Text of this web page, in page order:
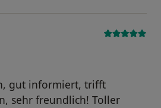
gut informiert, trifft
sehr freundlich! Toller